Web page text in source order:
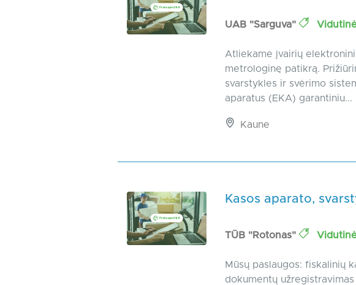
UAB "Sarguva"
Atliekame įvairių
metrologinę patikrą.
svarstykles ir svėrimo
aparatus (EKA) garantiniu...
Kaune
Kasos aparato,
TŪB "Rotonas"
Mūsų paslaugos: fiskalinių
dokumentų